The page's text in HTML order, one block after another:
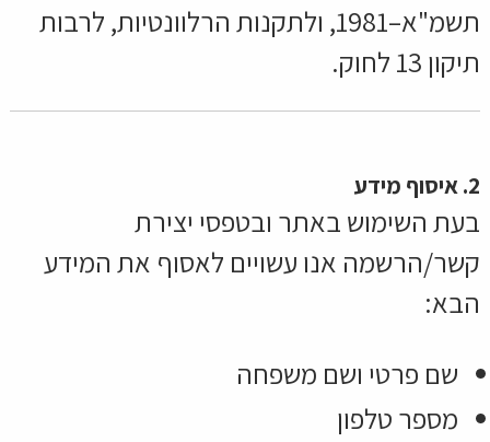
תשמ"א–1981, ולתקנות הרלוונטיות, לרבות
תיקון 13 לחוק.
2. איסוף מידע
בעת השימוש באתר ובטפסי יצירת
קשר/הרשמה אנו עשויים לאסוף את המידע
הבא:
שם פרטי ושם משפחה
מספר טלפון